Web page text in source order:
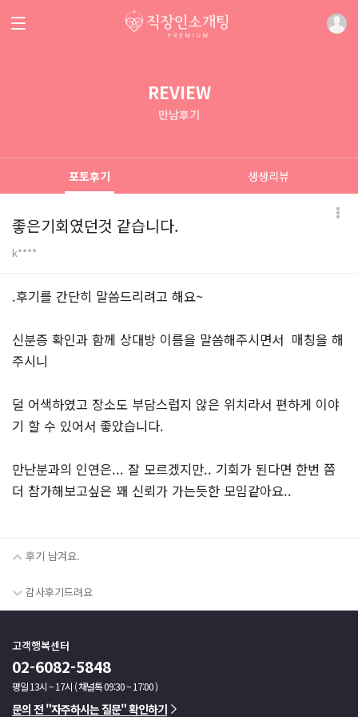
REVIEW
만남후기
포토후기 생생리뷰
좋은기회였던것 같습니다.
k****
본문
.후기를 간단히 말씀드리려고 해요~
신분증 확인과 함께 상대방 이름을 말씀해주시면서 매칭을 해
주시니
덜 어색하였고 장소도 부담스럽지 않은 위치라서 편하게 이야
기 할 수 있어서 좋았습니다.
만난분과의 인연은... 잘 모르겠지만.. 기회가 된다면 한번 쯤
더 참가해보고싶은 꽤 신뢰가 가는듯한 모임같아요..
후기 남겨요.
감사후기드려요
고객행복센터
02-6082-5848
평일 13시 ~ 17시 ( 채널톡 09:30 ~ 17:00 )
문의 전 "자주하시는 질문" 확인하기